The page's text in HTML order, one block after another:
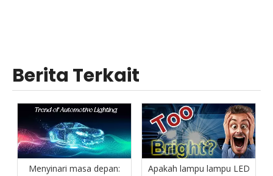
Berita Terkait
Menyinari masa depan:
Apakah lampu lampu LED